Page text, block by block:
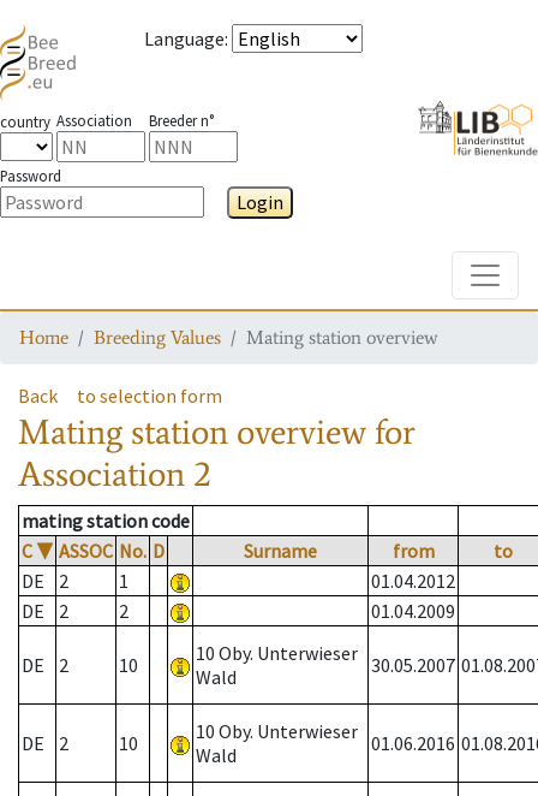
Language:
country Association Breeder n°
Password
Login
Home Breeding Values Mating station overview
Back to selection form
Mating station overviewfor
Association 2
mating station code
C ▼ ASSOC No. D Surname from
to
DE
2 1
01.04.2012
DE
2 2 01.04.2009
DE 2 10
10 Oby. Unterwieser
Wald
30.05.2007
DE 2 10
10 Oby. Unterwieser
Wald
01.06.2016